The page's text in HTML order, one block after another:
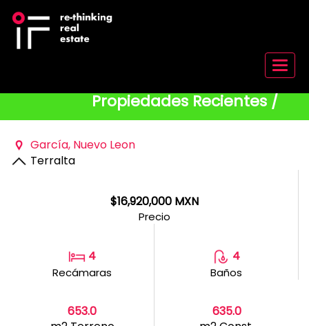
Menu
Propiedades Recientes /
Garcí­a, Nuevo Leon
Terralta
$16,920,000 MXN
Precio
4
Recámaras
4
Baños
653.0
635.0